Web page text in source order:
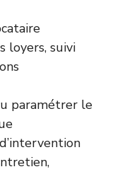
loyers, suivi
paramétrer le